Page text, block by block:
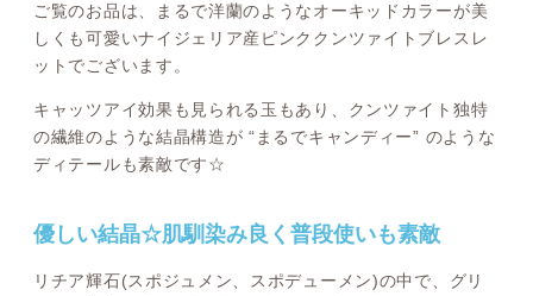
ご覧のお品は、まるで洋蘭のようなオーキッドカラーが美
しくも可愛いナイジェリア産ピンククンツァイトブレスレ
ットでございます。
キャッツアイ効果も見られる玉もあり、クンツァイト独特
の繊維のような結晶構造が “まるでキャンディー” のような
ディテールも素敵です☆
優しい結晶☆肌馴染み良く普段使いも素敵
リチア輝石(スポジュメン、スポデューメン)の中で、グリ